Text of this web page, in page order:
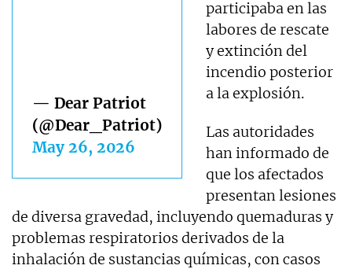
— Dear Patriot
(@Dear_Patriot)
May 26, 2026
participaba en las
labores de rescate
y extinción del
incendio posterior
a la explosión.
Las autoridades
han informado de
que los afectados
presentan lesiones
de diversa gravedad, incluyendo quemaduras y
problemas respiratorios derivados de la
inhalación de sustancias químicas, con casos